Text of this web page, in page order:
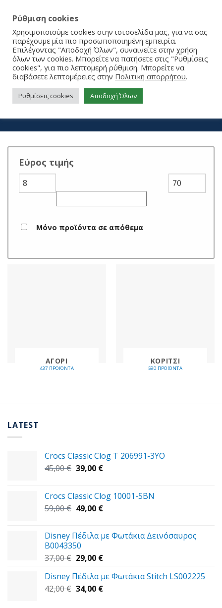
ΠΑΙΔΙΚΑ ΠΑΠΟΥΤΣΙΑ
Εύρος τιμής
Μόνο προϊόντα σε απόθεμα
ΑΓΟΡΙ
437 ΠΡΟΪΌΝΤΑ
ΚΟΡΙΤΣΙ
590 ΠΡΟΪΌΝΤΑ
LATEST
Crocs Classic Clog T 206991-3YΟ
45,00€ Original
45,00 €.
39,00 €Η
είναι:
39,00 €.
Crocs Classic Clog 10001-5BN
59,00€ Original
59,00 €.
49,00 €Η
είναι:
Disney Πέδιλα με Φωτάκια Δεινόσαυρος
B0043350
37,00€ Original
was:
37,00 €.
29,00 €Η
τιμή
είναι:
Disney Πέδιλα με Φωτάκια Stitch LS002225
42,00€ Original
34,00 €Η
Ρύθμιση cookies
Χρησιμοποιούμε cookies στην ιστοσελίδα μας, για να σας
παρέχουμε μία πιο προσωποποιημένη εμπειρία.
Επιλέγοντας "Αποδοχή Όλων", συναινείτε στην χρήση
όλων των cookies. Μπορείτε να πατήσετε στις "Ρυθμίσεις
cookies", για πιο λεπτομερή ρύθμιση. Μπορείτε να
διαβάσετε λεπτομέρειες στην Πολιτική απορρήτου.
Ρυθμίσεις cookies Αποδοχή Όλων